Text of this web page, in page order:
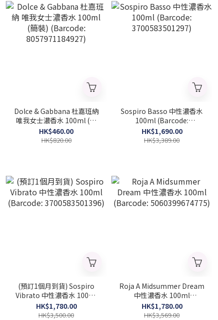
Dolce & Gabbana 杜嘉班納
唯我女士濃香水 100ml (簡
裝) (Barcode:
8057971184927)
HK$460.00
HK$820.00
Sospiro Basso 中性濃香水
100ml (Barcode:
3700583501297)
HK$1,690.00
HK$3,389.00
(預訂1個月到貨) Sospiro
Vibrato 中性濃香水 100ml
(Barcode: 3700583501396)
HK$1,780.00
HK$3,500.00
Roja A Midsummer Dream
中性濃香水 100ml
(Barcode: 5060399674775)
HK$1,780.00
HK$3,569.00